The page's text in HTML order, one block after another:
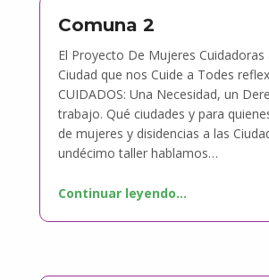
Comuna 2
El Proyecto De Mujeres Cuidadoras
Ciudad que nos Cuide a Todes
CUIDADOS: Una Necesidad, un
trabajo. Qué ciudades y para
de mujeres y disidencias a las
undécimo taller hablamos…
Continuar leyendo…